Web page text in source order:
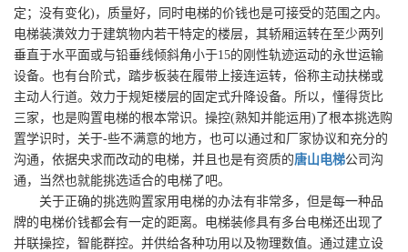
定；没有变化)，质量好，同时电梯的价钱也是可接受的范围之内。
电梯装潢效力于建筑物内若干特定的楼层，其轿厢运转在至少两列
垂直于水平面或与铅垂线倾斜角小于15的刚性轨迹运动的永世运输
设备。也有台阶式，踏步板装在履带上接连运转，俗称主动扶梯或
主动人行道。效力于规矩楼层的固定式升降设备。所以，懂得货比
三家，也是购置电梯的根本常识。操控(熟知并能运用)了根本挑选购
置学识时，关于-些不满意的地方，也可以通过和厂家协议和充分的
沟通，依据央求而改动的电梯，并且也是有资质的唐山电梯公司沟
通，当然也就能挑选适合的电梯了吧。
关于正确的挑选购置家用电梯的办法有非常多，但是每一种品
牌的电梯价钱都会有一定的距离。电梯装修具有多台电梯还出现了
并联操控，智能群控。并供给各种功用以及物理数值。通过建立设